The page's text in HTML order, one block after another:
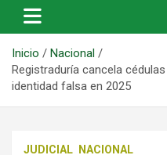
Inicio
Nacional
Registraduría cancela
identidad falsa en 2025
JUDICIAL NACIONAL